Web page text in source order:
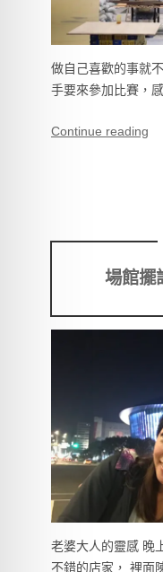
做自己喜歡的事就
手要來參加比賽，
Continue reading
場館擺
老婆大人的靈感 晚
不錯的店家， 裡面